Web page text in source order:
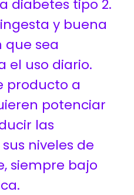
diabetes tipo 2.
y buena
sea
el uso diario.
producto a
potenciar
las
niveles de
siempre bajo